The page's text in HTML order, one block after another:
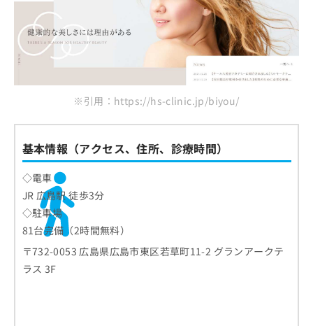
※引用：https://hs-clinic.jp/biyou/
基本情報（アクセス、住所、診療時間）
◇電車
JR 広島駅 徒歩3分
◇駐車場
81台完備（2時間無料）
〒732-0053 広島県広島市東区若草町11-2 グランアークテ
ラス 3F